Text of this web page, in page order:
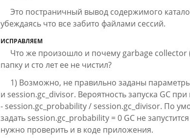
Это постраничный вывод содержимого
убеждаясь что все забито файлами сессий.
ИСПРАВЛЯЕМ
Что же произошло и почему garbage collector
папку и сто лет ее не чистил?
1) Возможно, не правильно заданы
и session.gc_divisor. Вероятность запуска GC
- session.gc_probability / session.gc_divisor. По
задать session.gc_probability = 0 GC не
нужно проверить и в коде приложения.